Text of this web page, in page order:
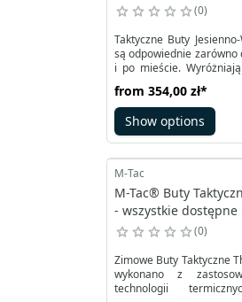
0
Taktyczne Buty
są odpowiednie zarówno
i po mieście.
sznurowanie pozwala
butów do stopy. Buty te
treningów, biegania w
świeżym powietrzu.
from 354,00 zł*
Show options
M-Tac
M-Tac® Buty
- wszystkie dostępne
0
Zimowe Buty Taktyczne
wykonano z
technologii